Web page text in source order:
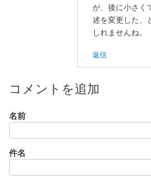
3
A
な
が、後に小さく
述を変更した、
しれませんね。
返信
コメントを追加
名前
件名